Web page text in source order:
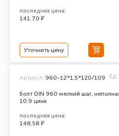
последняя цена:
141.70 ₽
Уточнить цену
Болт DIN 960 мелкий шаг,
10.9 цинк
Артикул: 960-12*1,5*120/109 Ед.
последняя цена:
148.58 ₽